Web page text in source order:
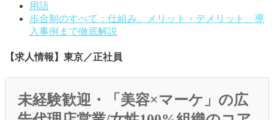
用語
歩合制のすべて：仕組み、メリット・デメリット、導
入事例まで徹底解説
【求人情報】東京／正社員
未経験歓迎・「美容×マーケ」の広